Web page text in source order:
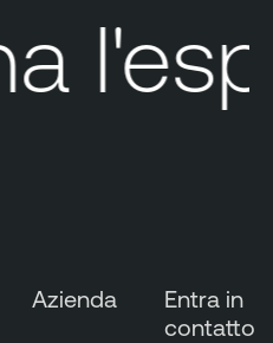
Azienda
Entra in
contatto